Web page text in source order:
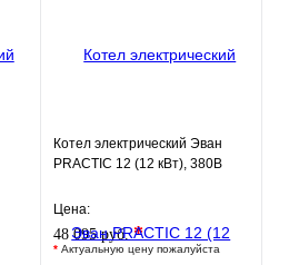
Котел электрический Эван
PRACTIC 12 (12 кВт), 380В
Цена:
48 095 руб.*
* Актуальную цену пожалуйста